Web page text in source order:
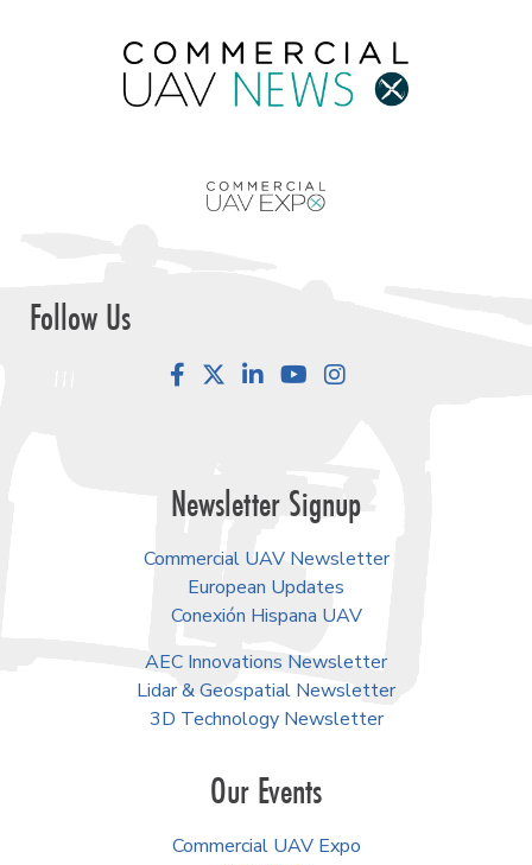
Follow Us
FacebookLinkedInYouTube
Newsletter Signup
Commercial UAV Newsletter
European Updates
Conexión Hispana UAV
AEC Innovations Newsletter
Lidar & Geospatial Newsletter
3D Technology Newsletter
Our Events
Commercial UAV Expo